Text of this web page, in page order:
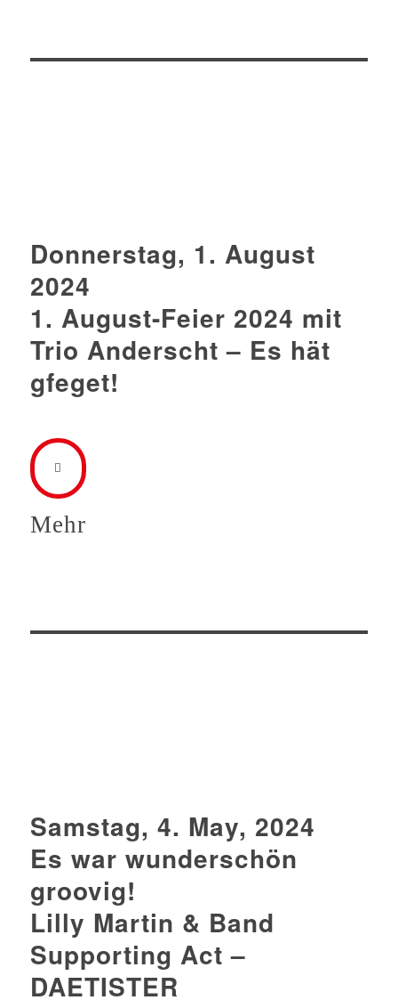
Donnerstag, 1. August
2024
1. August-Feier 2024 mit
Trio Anderscht – Es hät
gfeget!
Mehr
Samstag, 4. May, 2024
Es war wunderschön
groovig!
Lilly Martin & Band
Supporting Act –
DAETISTER